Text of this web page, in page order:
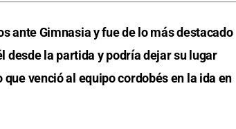
ante Gimnasia y fue de lo más destacado
desde la partida y podría dejar su lugar
venció al equipo cordobés en la ida en